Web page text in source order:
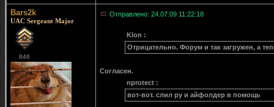
Bars2k
UAC Sergeant Major
846
Отправлено: 24.07.09 11:22:18
Klon :
Отрицательно. Форум и так загружен, а
Согласен.
nprotect :
вот-вот. слил ру и айфолдер в помощь